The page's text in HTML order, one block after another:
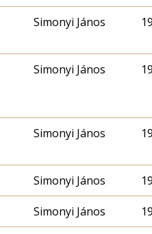
Simonyi János
Simonyi János
Simonyi János
Simonyi János
Simonyi János